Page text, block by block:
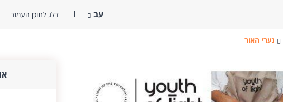
דלג לתוכן העמוד עב
נערי האור